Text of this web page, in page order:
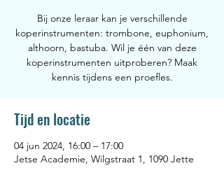
Bij onze leraar kan je verschillende
koperinstrumenten: trombone, euphonium,
althoorn, bastuba. Wil je één van deze
koperinstrumenten uitproberen? Maak
kennis tijdens een proefles.
Tijd en locatie
04 jun 2024, 16:00 – 17:00
Jetse Academie, Wilgstraat 1, 1090 Jette